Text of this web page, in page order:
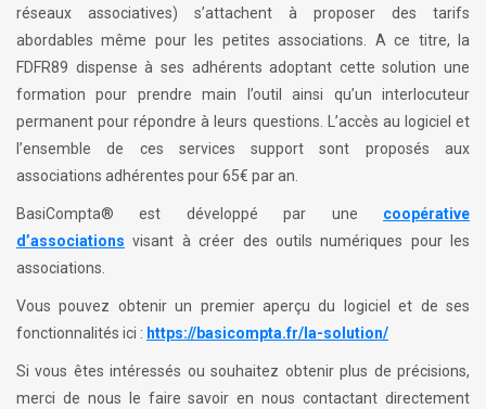
réseaux associatives) s’attachent à proposer des tarifs
abordables même pour les petites associations. A ce titre, la
FDFR89 dispense à ses adhérents adoptant cette solution une
formation pour prendre main l’outil ainsi qu’un interlocuteur
permanent pour répondre à leurs questions. L’accès au logiciel et
l’ensemble de ces services support sont proposés aux
associations adhérentes pour 65€ par an.
BasiCompta® est développé par une coopérative
d’associations visant à créer des outils numériques pour les
associations.
Vous pouvez obtenir un premier aperçu du logiciel et de ses
fonctionnalités ici : https://basicompta.fr/la-solution/
Si vous êtes intéressés ou souhaitez obtenir plus de précisions,
merci de nous le faire savoir en nous contactant directement